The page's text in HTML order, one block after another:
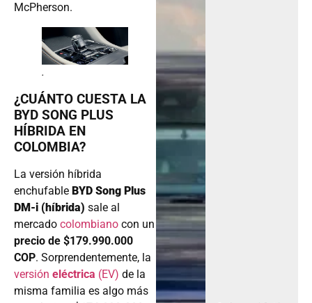
McPherson.
.
¿CUÁNTO CUESTA LA
BYD SONG PLUS
HÍBRIDA EN
COLOMBIA?
La versión híbrida
enchufable BYD Song Plus
DM-i (híbrida) sale al
mercado colombiano con un
precio de $179.990.000
COP. Sorprendentemente, la
versión eléctrica (EV) de la
misma familia es algo más